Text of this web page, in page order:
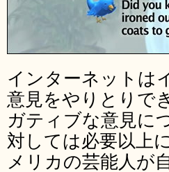
インターネットは
意見をやりとりで
ガティブな意見に
対しては必要以上
メリカの芸能人が